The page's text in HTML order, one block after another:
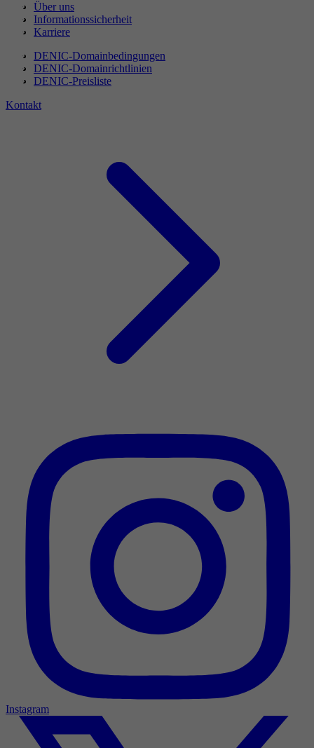
Über uns
Informationssicherheit
Karriere
DENIC-Domainbedingungen
DENIC-Domainrichtlinien
DENIC-Preisliste
Kontakt
Instagram